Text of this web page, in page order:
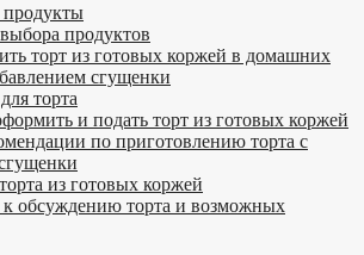
продуктов
торт из готовых коржей в домашних
сгущенки
торта
и подать торт из готовых коржей
по приготовлению торта с
из готовых коржей
обсуждению торта и возможных